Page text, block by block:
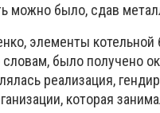
можно было, сдав
элементы
было получено
реализация,
которая